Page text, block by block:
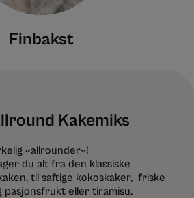
Finbakst
Kakemiks
«allrounder»!
du alt fra den klassiske
til saftige kokoskaker, friske
pasjonsfrukt eller tiramisu.